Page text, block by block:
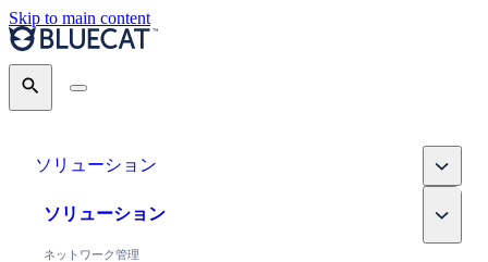
Skip to main content
Search
ソリューション
ソリューション
ネットワーク管理